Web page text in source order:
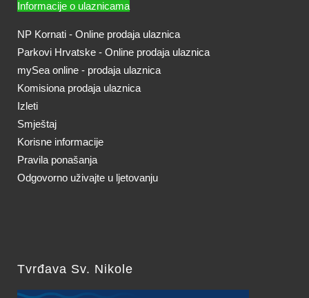
Informacije o ulaznicama
NP Kornati - Online prodaja ulaznica
Parkovi Hrvatske - Online prodaja ulaznica
mySea online - prodaja ulaznica
Komisiona prodaja ulaznica
Izleti
Smještaj
Korisne informacije
Pravila ponašanja
Odgovorno uživajte u ljetovanju
Tvrđava Sv. Nikole